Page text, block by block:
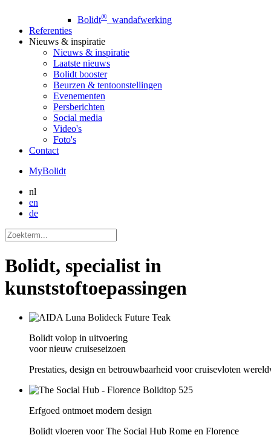
Bolidt® wandafwerking
Referenties
Nieuws & inspiratie
Nieuws & inspiratie
Laatste nieuws
Bolidt booster
Beurzen & tentoonstellingen
Evenementen
Persberichten
Social media
Video's
Foto's
Contact
MyBolidt
nl
en
de
Bolidt, specialist in
kunststoftoepassingen
Bolidt volop in uitvoering
voor nieuw cruiseseizoen
Prestaties, design en betrouwbaarheid voor cruisevloten
Erfgoed ontmoet modern design
Bolidt vloeren voor The Social Hub Rome en Florence